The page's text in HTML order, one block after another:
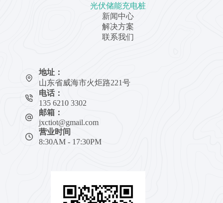
光伏储能充电桩
新闻中心
解决方案
联系我们
地址：
山东省威海市火炬路221号
电话：
135 6210 3302
邮箱：
jxctiot@gmail.com
营业时间
8:30AM - 17:30PM